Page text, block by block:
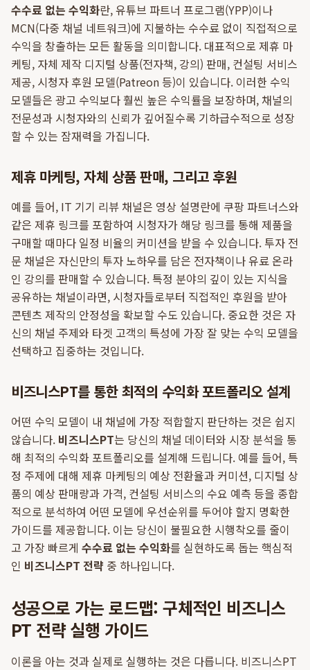
수수료 없는 수익화란, 유튜브 파트너 프로그램(YPP)이나
MCN(다중 채널 네트워크)에 지불하는 수수료 없이 직접적으로
수익을 창출하는 모든 활동을 의미합니다. 대표적으로 제휴 마
케팅, 자체 제작 디지털 상품(전자책, 강의) 판매, 컨설팅 서비스
제공, 시청자 후원 모델(Patreon 등)이 있습니다. 이러한 수익
모델들은 광고 수익보다 훨씬 높은 수익률을 보장하며, 채널의
전문성과 시청자와의 신뢰가 깊어질수록 기하급수적으로 성장
할 수 있는 잠재력을 가집니다.
제휴 마케팅, 자체 상품 판매, 그리고 후원
예를 들어, IT 기기 리뷰 채널은 영상 설명란에 쿠팡 파트너스와
같은 제휴 링크를 포함하여 시청자가 해당 링크를 통해 제품을
구매할 때마다 일정 비율의 커미션을 받을 수 있습니다. 투자 전
문 채널은 자신만의 투자 노하우를 담은 전자책이나 유료 온라
인 강의를 판매할 수 있습니다. 특정 분야의 깊이 있는 지식을
공유하는 채널이라면, 시청자들로부터 직접적인 후원을 받아
콘텐츠 제작의 안정성을 확보할 수도 있습니다. 중요한 것은 자
신의 채널 주제와 타겟 고객의 특성에 가장 잘 맞는 수익 모델을
선택하고 집중하는 것입니다.
비즈니스PT를 통한 최적의 수익화 포트폴리오 설계
어떤 수익 모델이 내 채널에 가장 적합할지 판단하는 것은 쉽지
않습니다. 비즈니스PT는 당신의 채널 데이터와 시장 분석을 통
해 최적의 수익화 포트폴리오를 설계해 드립니다. 예를 들어, 특
정 주제에 대해 제휴 마케팅의 예상 전환율과 커미션, 디지털 상
품의 예상 판매량과 가격, 컨설팅 서비스의 수요 예측 등을 종합
적으로 분석하여 어떤 모델에 우선순위를 두어야 할지 명확한
가이드를 제공합니다. 이는 당신이 불필요한 시행착오를 줄이
고 가장 빠르게 수수료 없는 수익화를 실현하도록 돕는 핵심적
인 비즈니스PT 전략 중 하나입니다.
성공으로 가는 로드맵: 구체적인 비즈니스
PT 전략 실행 가이드
이론을 아는 것과 실제로 실행하는 것은 다릅니다. 비즈니스PT